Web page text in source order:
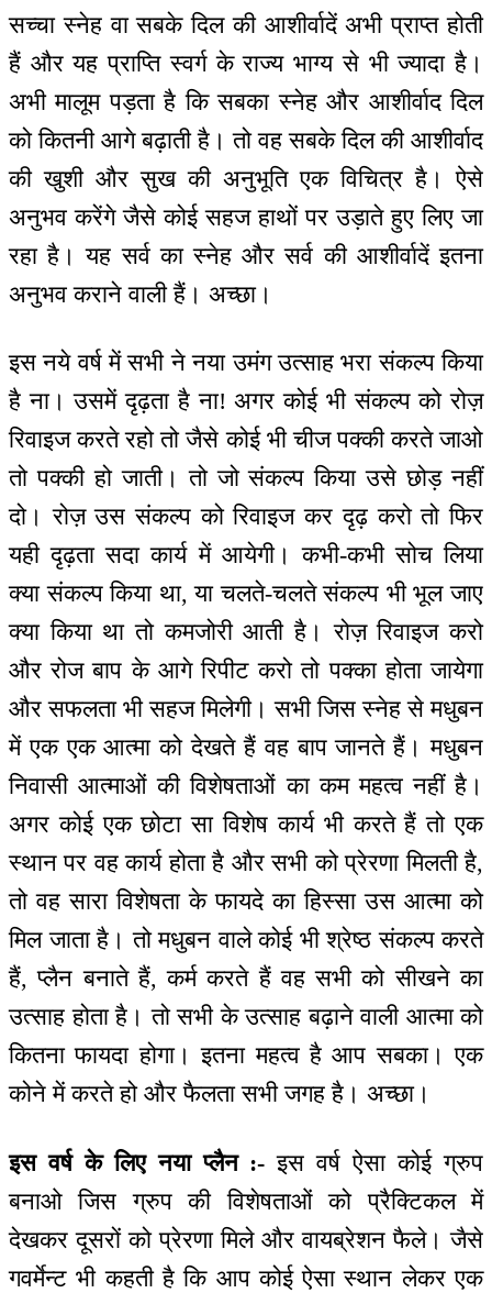
सच्चा स्नेह वा सबके दिल की आशीर्वादें अभी प्राप्त होती
हैं और यह प्राप्ति स्वर्ग के राज्य भाग्य से भी ज्यादा है।
अभी मालूम पड़ता है कि सबका स्नेह और आशीर्वाद दिल
को कितनी आगे बढ़ाती है। तो वह सबके दिल की आशीर्वाद
की खुशी और सुख की अनुभूति एक विचित्र है। ऐसे
अनुभव करेंगे जैसे कोई सहज हाथों पर उड़ाते हुए लिए जा
रहा है। यह सर्व का स्नेह और सर्व की आशीर्वादें इतना
अनुभव कराने वाली हैं। अच्छा।
इस नये वर्ष में सभी ने नया उमंग उत्साह भरा संकल्प किया
है ना। उसमें दृढ़ता है ना! अगर कोई भी संकल्प को रोज़
रिवाइज करते रहो तो जैसे कोई भी चीज पक्की करते जाओ
तो पक्की हो जाती। तो जो संकल्प किया उसे छोड़ नहीं
दो। रोज़ उस संकल्प को रिवाइज कर दृढ़ करो तो फिर
यही दृढ़ता सदा कार्य में आयेगी। कभी-कभी सोच लिया
क्या संकल्प किया था, या चलते-चलते संकल्प भी भूल जाए
क्या किया था तो कमजोरी आती है। रोज़ रिवाइज करो
और रोज बाप के आगे रिपीट करो तो पक्का होता जायेगा
और सफलता भी सहज मिलेगी। सभी जिस स्नेह से मधुबन
में एक एक आत्मा को देखते हैं वह बाप जानते हैं। मधुबन
निवासी आत्माओं की विशेषताओं का कम महत्व नहीं है।
अगर कोई एक छोटा सा विशेष कार्य भी करते हैं तो एक
स्थान पर वह कार्य होता है और सभी को प्रेरणा मिलती है,
तो वह सारा विशेषता के फायदे का हिस्सा उस आत्मा को
मिल जाता है। तो मधुबन वाले कोई भी श्रेष्ठ संकल्प करते
हैं, प्लैन बनाते हैं, कर्म करते हैं वह सभी को सीखने का
उत्साह होता है। तो सभी के उत्साह बढ़ाने वाली आत्मा को
कितना फायदा होगा। इतना महत्व है आप सबका। एक
कोने में करते हो और फैलता सभी जगह है। अच्छा।
इस वर्ष के लिए नया प्लैन :- इस वर्ष ऐसा कोई ग्रुप
बनाओ जिस ग्रुप की विशेषताओं को प्रैक्टिकल में
देखकर दूसरों को प्रेरणा मिले और वायब्रेशन फैले। जैसे
गवर्मेन्ट भी कहती है कि आप कोई ऐसा स्थान लेकर एक